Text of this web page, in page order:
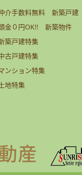
介手数料無料 新築戸建
金０円OK!! 新築物件
築戸建特集
古戸建特集
ンション特集
地特集